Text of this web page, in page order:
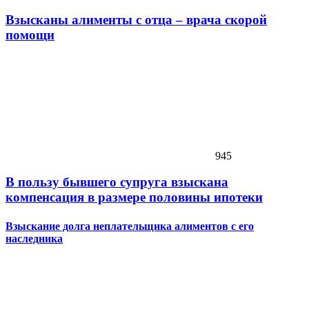
Взысканы алименты с отца – врача скорой
помощи
945
В пользу бывшего супруга взыскана
компенсация в размере половины ипотеки
Взыскание долга неплательщика алиментов с его
наследника